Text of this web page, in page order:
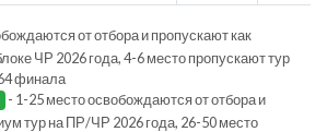
от отбора и пропускают как
ЧР 2026 года, 4-6 место пропускают тур
финала
- 1-25 место освобождаются от отбора и
тур на ПР/ЧР 2026 года, 26-50 место